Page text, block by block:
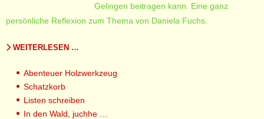
Gelingen beitragen kann. Eine ganz
persönliche Reflexion zum Thema von Daniela Fuchs.
WEITERLESEN …
Abenteuer Holzwerkzeug
Schatzkorb
Listen schreiben
In den Wald, juchhe …